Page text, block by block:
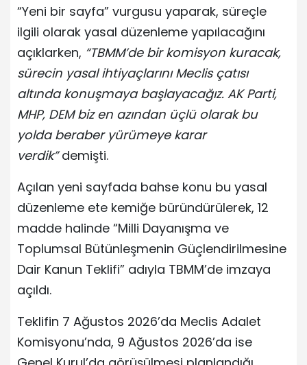
“Yeni bir sayfa” vurgusu yaparak, süreçle
ilgili olarak yasal düzenleme yapılacağını
açıklarken, “TBMM’de bir komisyon kuracak,
sürecin yasal ihtiyaçlarını Meclis çatısı
altında konuşmaya başlayacağız. AK Parti,
MHP, DEM biz en azından üçlü olarak bu
yolda beraber yürümeye karar
verdik”demişti.
Açılan yeni sayfada bahse konu bu yasal
düzenleme ete kemiğe büründürülerek, 12
madde halinde “Milli Dayanışma ve
Toplumsal Bütünleşmenin Güçlendirilmesine
Dair Kanun Teklifi” adıyla TBMM’de imzaya
açıldı.
Teklifin 7 Ağustos 2026’da Meclis Adalet
Komisyonu’nda, 9 Ağustos 2026’da ise